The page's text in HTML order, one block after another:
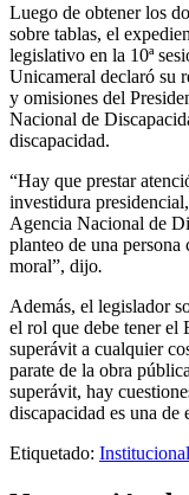
Luego de obtener los
sobre tablas, el
legislativo en la 10ª
Unicameral declaró su
y omisiones del
Nacional de
discapacidad.
“Hay que prestar
investidura
Agencia Nacional de
planteo de una persona
moral”, dijo.
Además, el legislador
el rol que debe tener el
superávit a cualquier
parate de la obra
superávit, hay
discapacidad es una de
Etiquetado: